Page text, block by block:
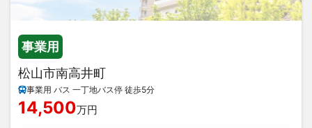
事業用
松山市南高井町
事業用 バス 一丁地バス停 徒歩5分
14,500万円